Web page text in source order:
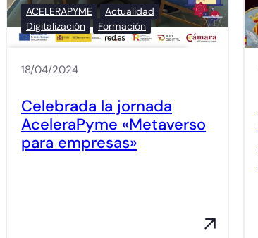
ACELERAPYME
Actualidad
Digitalización
Formación
18/04/2024
Celebrada la jornada
AceleraPyme «Metaverso
para empresas»